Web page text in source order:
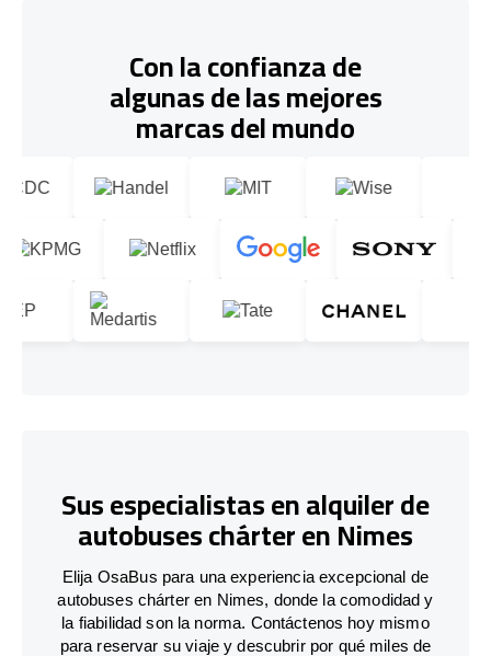
Con la confianza de
algunas de las mejores
marcas del mundo
Sus especialistas en alquiler de
autobuses chárter en Nimes
Elija OsaBus para una experiencia excepcional de
autobuses chárter en Nimes, donde la comodidad y
la fiabilidad son la norma. Contáctenos hoy mismo
para reservar su viaje y descubrir por qué miles de